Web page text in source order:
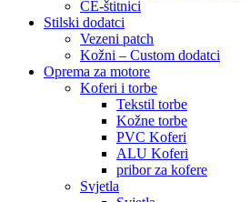
CE-štitnici
Stilski dodatci
Vezeni patch
Kožni – Custom dodatci
Oprema za motore
Koferi i torbe
Tekstil torbe
Kožne torbe
PVC Koferi
ALU Koferi
pribor za kofere
Svjetla